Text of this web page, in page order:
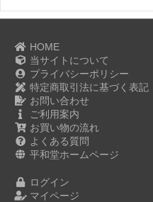
HOME
当サイトについて
プライバシーポリシー
特定商取引法に基づく表記
お問い合わせ
ご利用案内
お買い物の流れ
よくある質問
平和堂ホームページ
ログイン
マイページ